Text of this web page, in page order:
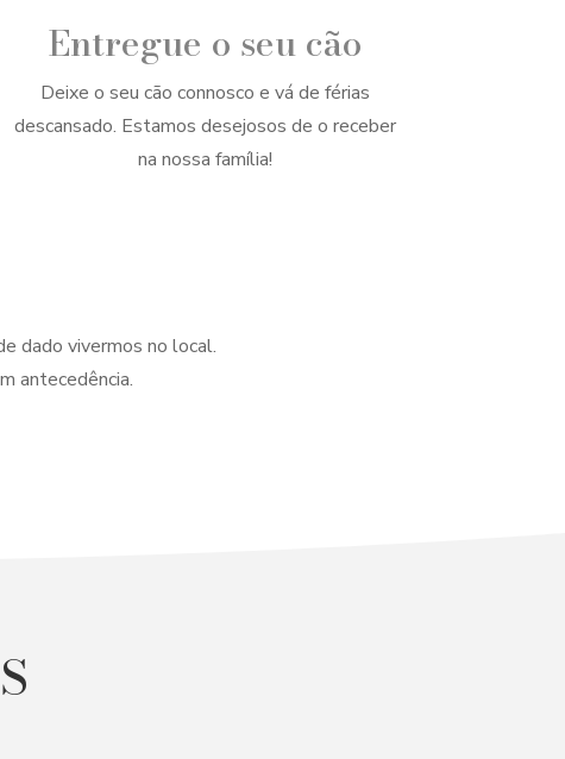
Entregue o seu cão
Deixe o seu cão connosco e vá de férias
descansado. Estamos desejosos de o receber
na nossa família!
dado vivermos no local.
antecedência.